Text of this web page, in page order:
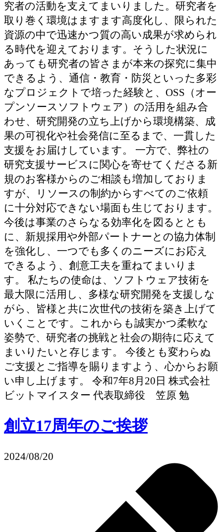
究者の活動を支えてまいりました。研究者を
取り巻く環境はますます高度化し、限られた
資源の中で迅速かつ質の高い成果が求められ
る時代を迎えております。そうした状況に
あっても研究者の皆さまが本来の探究に集中
できるよう、通信・教育・防災といった多彩
なプロジェクトで培った経験と、OSS（オー
プンソースソフトウェア）の活用を組み合
わせ、研究開発の立ち上げから環境構築、成
果の可視化や社会発信に至るまで、一貫した
支援をお届けしています。 一方で、弊社の
研究支援サービスに関心を寄せてくださる新
規のお客様からのご相談も増加しておりま
すが、リソースの制約からすべてのご依頼
に十分対応できない場面も生じております。
今後は事業のさらなる効率化を図るととも
に、新規採用や外部パートナーとの協力体制
を強化し、一つでも多くのニーズにお応え
できるよう、創意工夫を重ねてまいりま
す。 私たちの使命は、ソフトウェア技術を
最大限に活用し、多様な研究開発を支援しな
がら、皆様と共に次世代の技術を築き上げて
いくことです。これからも誠実かつ柔軟な
姿勢で、研究者の挑戦と社会の期待に応えて
まいりたいと存じます。 今後とも変わらぬ
ご支援とご指導を賜りますよう、心からお願
い申し上げます。 令和7年8月20日 株式会社
ビットマイスター 代表取締役 笠原 勉
創立17周年のご挨拶
2024/08/20